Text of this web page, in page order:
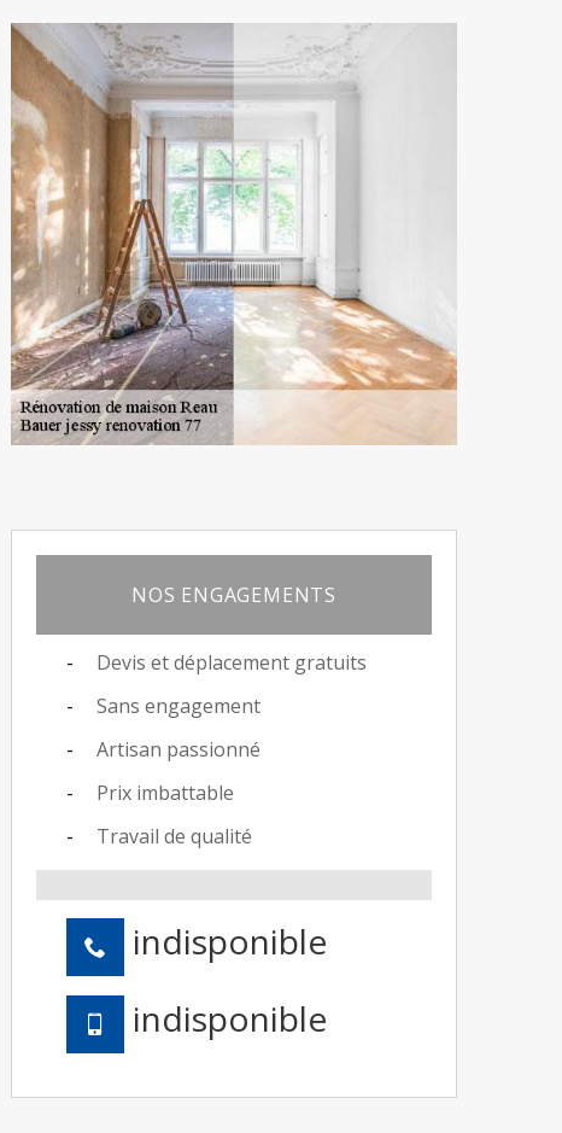
NOS ENGAGEMENTS
Devis et déplacement gratuits
Sans engagement
Artisan passionné
Prix imbattable
Travail de qualité
indisponible
indisponible